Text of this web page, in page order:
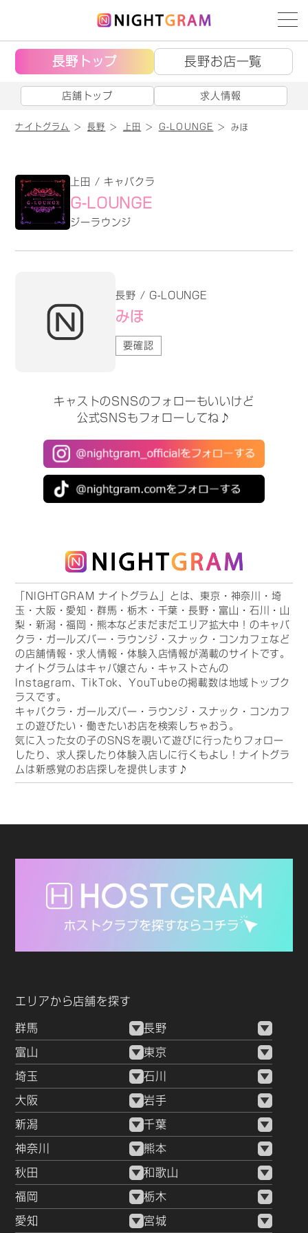
長野トップ 長野お店一覧
店舗トップ 求人情報
ナイトグラム 長野 上田 G-LOUNGE みほ
上田 / キャバクラ
G-LOUNGE
ジーラウンジ
長野 / G-LOUNGE
みほ
要確認
キャストのSNSのフォローもいいけど
公式SNSもフォローしてね♪
「NIGHTGRAM ナイトグラム」とは、東京・神奈川・埼
玉・大阪・愛知・群馬・栃木・千葉・長野・富山・石川・山
梨・新潟・福岡・熊本などまだまだエリア拡大中！のキャバ
クラ・ガールズバー・ラウンジ・スナック・コンカフェなど
の店舗情報・求人情報・体験入店情報が満載のサイトです。
ナイトグラムはキャバ嬢さん・キャストさんの
Instagram、TikTok、YouTubeの掲載数は地域トップク
ラスです。
キャバクラ・ガールズバー・ラウンジ・スナック・コンカフ
ェの遊びたい・働きたいお店を検索しちゃおう。
気に入った女の子のSNSを覗いて遊びに行ったりフォロー
したり、求人探したり体験入店しに行くもよし！ナイトグラ
ムは新感覚のお店探しを提供します♪
エリアから店舗を探す
群馬 長野
富山 東京
埼玉 石川
大阪 岩手
新潟 千葉
神奈川 熊本
秋田 和歌山
福岡 栃木
愛知 宮城